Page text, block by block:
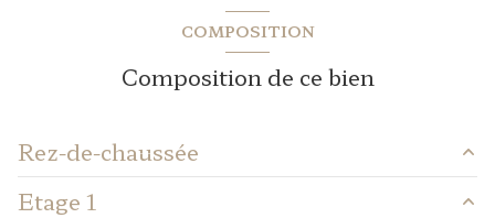
cuisine séparée (semi-équipée)
Chauffage individuel : radiateur (gaz de ville)
1 niveau(x)
COMPOSITION
Composition de ce bien
Rez-de-chaussée
Salon
Etage 1